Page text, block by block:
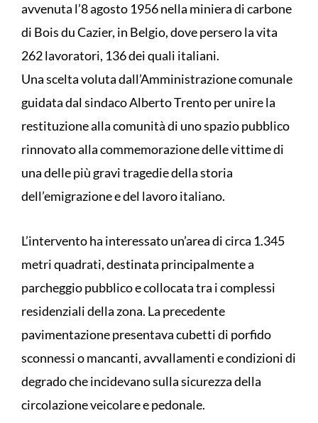
avvenuta l’8 agosto 1956 nella miniera di carbone
di Bois du Cazier, in Belgio, dove persero la vita
262 lavoratori, 136 dei quali italiani.
Una scelta voluta dall’Amministrazione comunale
guidata dal sindaco Alberto Trento per unire la
restituzione alla comunità di uno spazio pubblico
rinnovato alla commemorazione delle vittime di
una delle più gravi tragedie della storia
dell’emigrazione e del lavoro italiano.
L’intervento ha interessato un’area di circa 1.345
metri quadrati, destinata principalmente a
parcheggio pubblico e collocata tra i complessi
residenziali della zona. La precedente
pavimentazione presentava cubetti di porfido
sconnessi o mancanti, avvallamenti e condizioni di
degrado che incidevano sulla sicurezza della
circolazione veicolare e pedonale.